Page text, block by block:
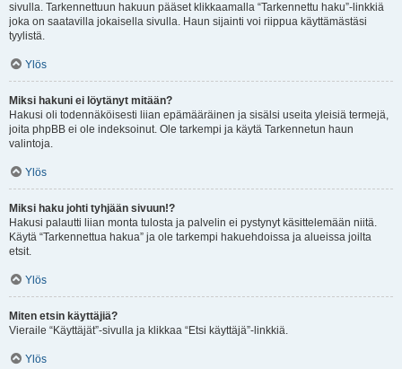
sivulla. Tarkennettuun hakuun pääset klikkaamalla “Tarkennettu haku”-linkkiä
joka on saatavilla jokaisella sivulla. Haun sijainti voi riippua käyttämästäsi
tyylistä.
Ylös
Miksi hakuni ei löytänyt mitään?
Hakusi oli todennäköisesti liian epämääräinen ja sisälsi useita yleisiä termejä,
joita phpBB ei ole indeksoinut. Ole tarkempi ja käytä Tarkennetun haun
valintoja.
Ylös
Miksi haku johti tyhjään sivuun!?
Hakusi palautti liian monta tulosta ja palvelin ei pystynyt käsittelemään niitä.
Käytä “Tarkennettua hakua” ja ole tarkempi hakuehdoissa ja alueissa joilta
etsit.
Ylös
Miten etsin käyttäjiä?
Vieraile “Käyttäjät”-sivulla ja klikkaa “Etsi käyttäjä”-linkkiä.
Ylös